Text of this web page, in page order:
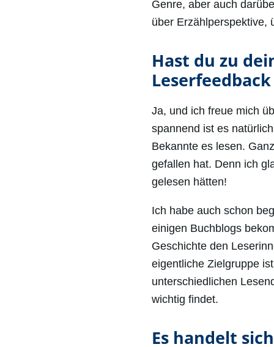
Genre, aber auch
über Erzählperspektive,
Hast du zu
Ja, und ich freue mich
spannend ist es
Bekannte es lesen.
gefallen hat. Denn ich
gelesen hätten!
Ich habe auch schon
einigen Buchblogs
Geschichte den
eigentliche Zielgruppe
unterschiedlichen
wichtig findet.
Es handelt